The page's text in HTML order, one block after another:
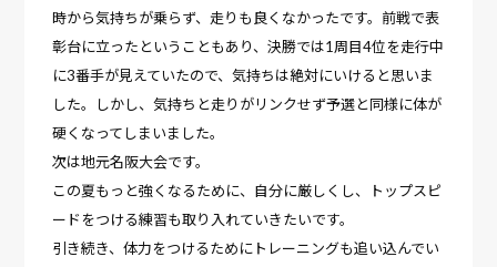
時から気持ちが乗らず、走りも良くなかったです。前戦で表
彰台に立ったということもあり、決勝では1周目4位を走行中
に3番手が見えていたので、気持ちは絶対にいけると思いま
した。しかし、気持ちと走りがリンクせず予選と同様に体が
硬くなってしまいました。
次は地元名阪大会です。
この夏もっと強くなるために、自分に厳しくし、トップスピ
ードをつける練習も取り入れていきたいです。
引き続き、体力をつけるためにトレーニングも追い込んでい